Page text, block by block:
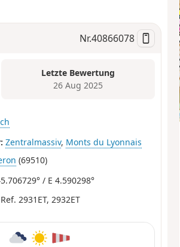
Nr.40866078
Letzte Bewertung
26 Aug 2025
Zentralmassiv, Monts du Lyonnais
(69510)
/ E 4.590298°
Ref. 2931ET, 2932ET